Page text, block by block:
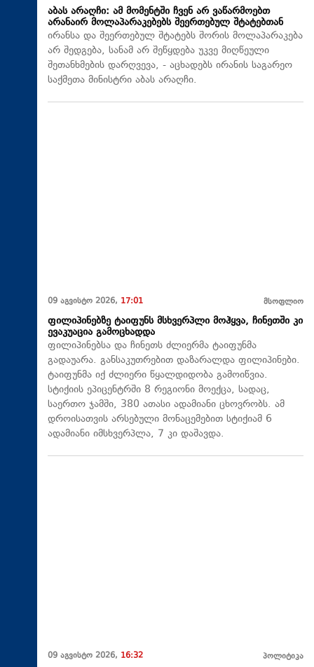
აბას არაღჩი: ამ მომენტში ჩვენ არ ვაწარმოებთ
არანაირ მოლაპარაკებებს შეერთებულ შტატებთან
ირანსა და შეერთებულ შტატებს შორის მოლაპარაკება
არ შედგება, სანამ არ შეწყდება უკვე მიღწეული
შეთანხმების დარღვევა, - აცხადებს ირანის საგარეო
საქმეთა მინისტრი აბას არაღჩი.
09 აგვისტო 2026, 17:01 მსოფლიო
ფილიპინებზე ტაიფუნს მსხვერპლი მოჰყვა, ჩინეთში კი
ევაკუაცია გამოცხადდა
ფილიპინებსა და ჩინეთს ძლიერმა ტაიფუნმა
გადაუარა. განსაკუთრებით დაზარალდა ფილიპინები.
ტაიფუნმა იქ ძლიერი წყალდიდობა გამოიწვია.
სტიქიის ეპიცენტრში 8 რეგიონი მოექცა, სადაც,
საერთო ჯამში, 380 ათასი ადამიანი ცხოვრობს. ამ
დროისათვის არსებული მონაცემებით სტიქიამ 6
ადამიანი იმსხვერპლა, 7 კი დაშავდა.
09 აგვისტო 2026, 16:32 პოლიტიკა